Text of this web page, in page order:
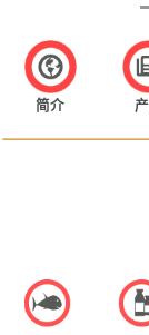
简介